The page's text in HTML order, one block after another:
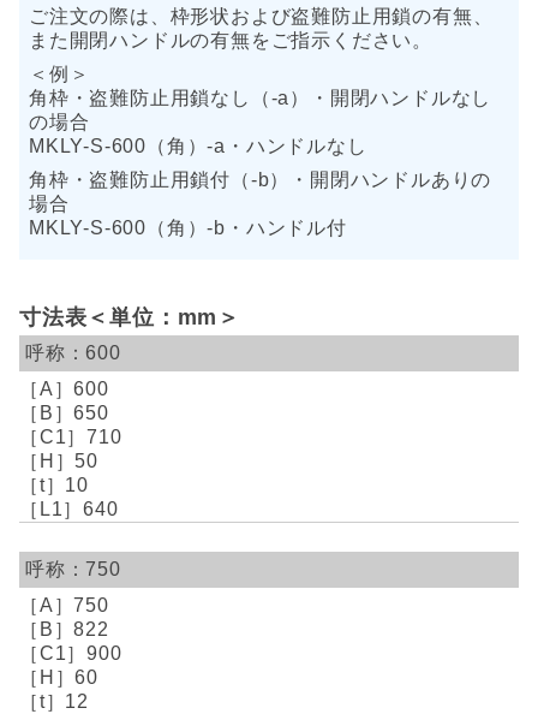
ご注文の際は、枠形状および盗難防止用鎖の有無、
また開閉ハンドルの有無をご指示ください。
＜例＞
角枠・盗難防止用鎖なし（-a）・開閉ハンドルなし
の場合
MKLY-S-600（角）-a・ハンドルなし
角枠・盗難防止用鎖付（-b）・開閉ハンドルありの
場合
MKLY-S-600（角）-b・ハンドル付
寸法表＜単位：mm＞
600
600
650
710
50
10
640
750
750
822
900
60
12